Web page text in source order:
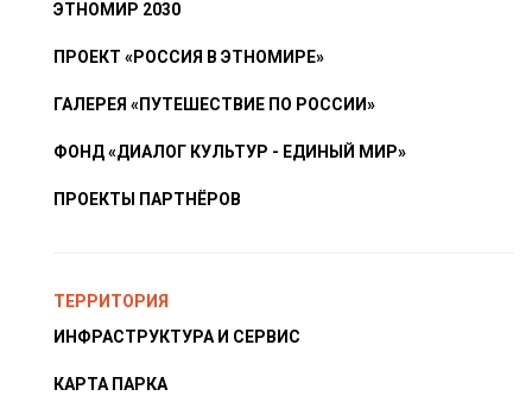
ЭТНОМИР 2030
ПРОЕКТ «РОССИЯ В ЭТНОМИРЕ»
ГАЛЕРЕЯ «ПУТЕШЕСТВИЕ ПО РОССИИ»
ФОНД «ДИАЛОГ КУЛЬТУР - ЕДИНЫЙ МИР»
ПРОЕКТЫ ПАРТНЁРОВ
ТЕРРИТОРИЯ
ИНФРАСТРУКТУРА И СЕРВИС
КАРТА ПАРКА